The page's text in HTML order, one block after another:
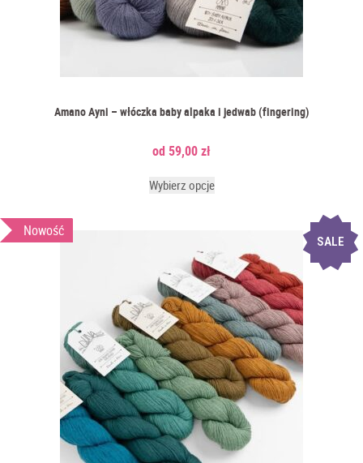
Amano Ayni – włóczka baby alpaka i jedwab (fingering)
59,00zł
Wybierz opcje
SALE
Nowość